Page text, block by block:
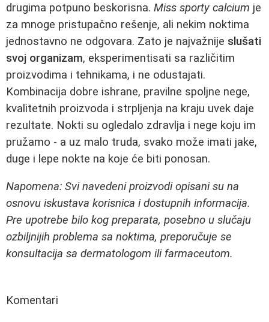
drugima potpuno beskorisna. Miss sporty calcium je
za mnoge pristupačno rešenje, ali nekim noktima
jednostavno ne odgovara. Zato je najvažnije slušati
svoj organizam, eksperimentisati sa različitim
proizvodima i tehnikama, i ne odustajati.
Kombinacija dobre ishrane, pravilne spoljne nege,
kvalitetnih proizvoda i strpljenja na kraju uvek daje
rezultate. Nokti su ogledalo zdravlja i nege koju im
pružamo - a uz malo truda, svako može imati jake,
duge i lepe nokte na koje će biti ponosan.
Napomena: Svi navedeni proizvodi opisani su na
osnovu iskustava korisnica i dostupnih informacija.
Pre upotrebe bilo kog preparata, posebno u slučaju
ozbiljnijih problema sa noktima, preporučuje se
konsultacija sa dermatologom ili farmaceutom.
Komentari